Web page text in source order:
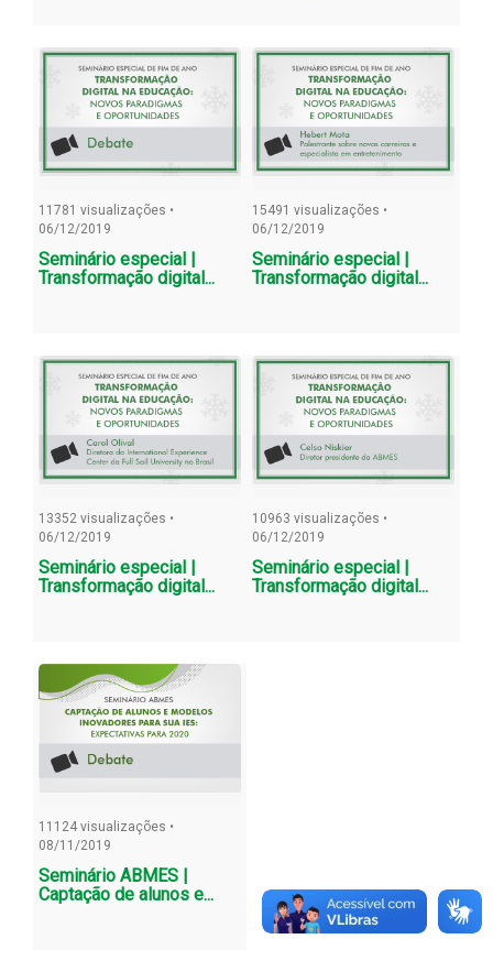
11781 visualizações •
06/12/2019
Seminário especial |
Transformação digital...
15491 visualizações •
06/12/2019
Seminário especial |
Transformação digital...
13352 visualizações •
06/12/2019
Seminário especial |
Transformação digital...
10963 visualizações •
06/12/2019
Seminário especial |
Transformação digital...
11124 visualizações •
08/11/2019
Seminário ABMES |
Captação de alunos e...